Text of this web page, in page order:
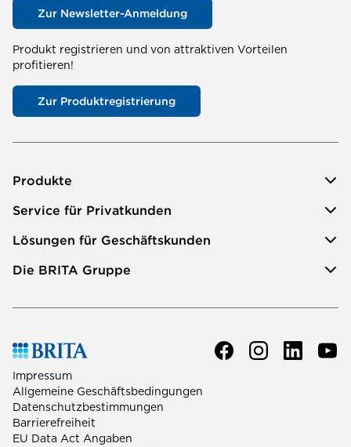
Zur Newsletter-Anmeldung
Produkt registrieren und von attraktiven Vorteilen
profitieren!
Zur Produktregistrierung
Produkte
Service für Privatkunden
Lösungen für Geschäftskunden
Die BRITA Gruppe
Impressum
Allgemeine Geschäftsbedingungen
Datenschutzbestimmungen
Barrierefreiheit
EU Data Act Angaben